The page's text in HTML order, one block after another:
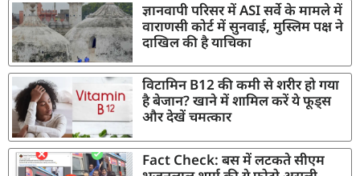
ज्ञानवापी परिसर में ASI सर्वे के मामले में
वाराणसी कोर्ट में सुनवाई, मुस्लिम पक्ष ने
दाखिल की है याचिका
विटामिन B12 की कमी से शरीर हो गया
है बेजान? खाने में शामिल करें ये फूड्स
और देखें चमत्कार
Fact Check: बस में लटकते सीएम